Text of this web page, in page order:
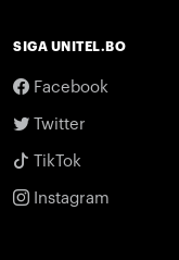
SIGA UNITEL.BO
Facebook
Twitter
TikTok
Instagram